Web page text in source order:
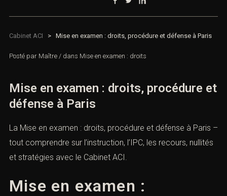
Cabinet ACI > Mise en examen : droits, procédure et défense à Paris
Posté par Maître / dans Mise en examen : droits
Mise en examen : droits, procédure et
défense à Paris
La Mise en examen : droits, procédure et défense à Paris –
tout comprendre sur l’instruction, l’IPC, les recours, nullités
et stratégies avec le Cabinet ACI.
Mise en examen :